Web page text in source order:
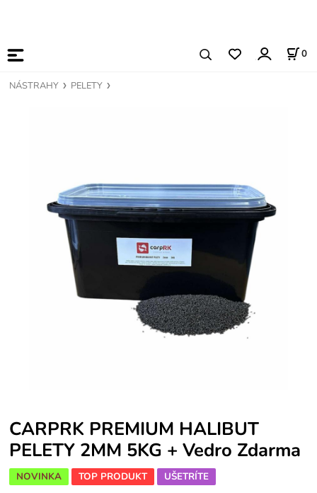
0
NÁSTRAHY PELETY
CARPRK PREMIUM HALIBUT
PELETY 2MM 5KG + Vedro Zdarma
NOVINKA TOP PRODUKT UŠETRÍTE